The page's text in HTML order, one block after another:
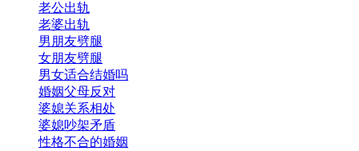
老公出轨
老婆出轨
男朋友劈腿
女朋友劈腿
男女适合结婚吗
婚姻父母反对
婆媳关系相处
婆媳吵架矛盾
性格不合的婚姻